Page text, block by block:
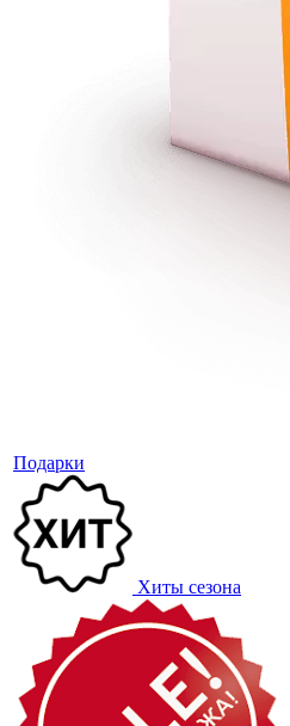
Подарки
Хиты сезона